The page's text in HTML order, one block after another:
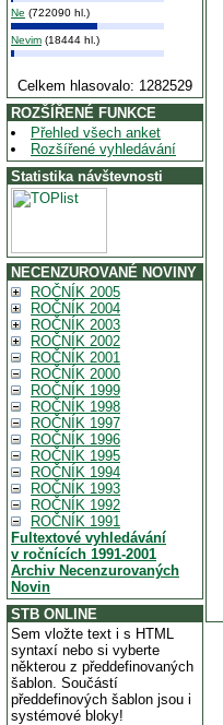
Ne (722090 hl.)
Nevim (18444 hl.)
Celkem hlasovalo: 1282529
ROZŠÍŘENÉ FUNKCE
Přehled všech anket
Rozšířené vyhledávání
Statistika návštevnosti
NECENZUROVANÉ NOVINY
ROČNÍK 2005
ROČNÍK 2004
ROČNÍK 2003
ROČNÍK 2002
ROČNÍK 2001
ROČNÍK 2000
ROČNÍK 1999
ROČNÍK 1998
ROČNÍK 1997
ROČNÍK 1996
ROČNÍK 1995
ROČNÍK 1994
ROČNÍK 1993
ROČNÍK 1992
ROČNÍK 1991
Fultextové vyhledávání
v ročnících 1991-2001
Archiv Necenzurovaných
Novin
STB ONLINE
Sem vložte text i s HTML
syntaxí nebo si vyberte
některou z předdefinovaných
šablon. Součástí
předdefinových šablon jsou i
systémové bloky!